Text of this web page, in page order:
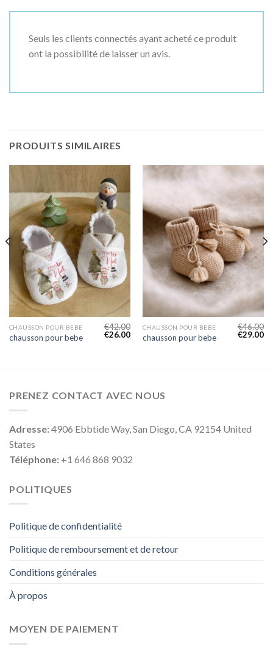
Seuls les clients connectés ayant acheté ce produit
ont la possibilité de laisser un avis.
PRODUITS SIMILAIRES
CHAUSSON POUR BEBE
chausson pour bebe
€42.00
€26.00
CHAUSSON POUR BEBE
chausson pour bebe
€46.00
€29.00
PRENEZ CONTACT AVEC NOUS
Adresse:4906 Ebbtide Way, San Diego, CA 92154 United
States
Téléphone: +1 646 868 9032
POLITIQUES
Politique de confidentialité
Politique de remboursement et de retour
Conditions générales
À propos
MOYEN DE PAIEMENT